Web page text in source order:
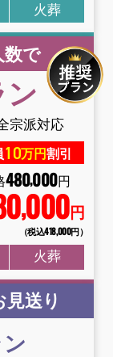
火葬
数で
ン
宗派対応
10万円割引
480,000円
,000円
（税込418,000円）
火葬
送り